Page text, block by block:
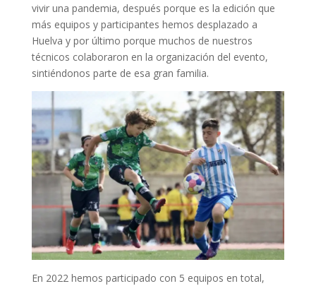
vivir una pandemia, después porque es la edición que
más equipos y participantes hemos desplazado a
Huelva y por último porque muchos de nuestros
técnicos colaboraron en la organización del evento,
sintiéndonos parte de esa gran familia.
En 2022 hemos participado con 5 equipos en total,